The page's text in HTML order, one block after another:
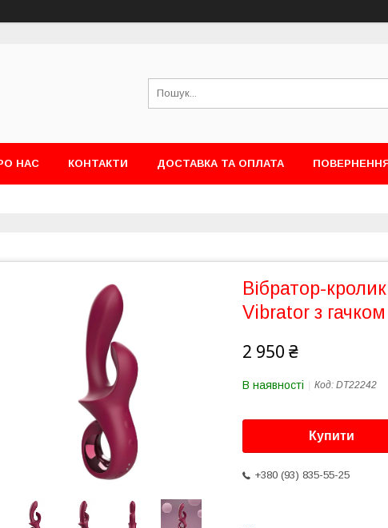
НАС КОНТАКТИ ДОСТАВКА ТА ОПЛАТА
Вібратор-
Vibrator з
2 950 ₴
В наявності Код: DT22242
Купити
+380 (93) 835-55-25